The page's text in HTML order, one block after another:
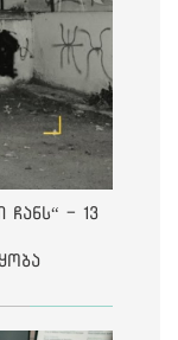
- 13